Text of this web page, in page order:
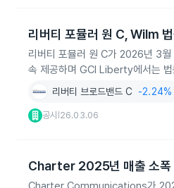
리버티 포뮬러 원 C, Wilm 법
리버티 포뮬러 원 C가 2026년 3
속 제공하며 GCI Liberty에서는 법
리버티 브로드밴드 C -2.24%
공시 26.03.06
Charter 2025년 매출 소폭